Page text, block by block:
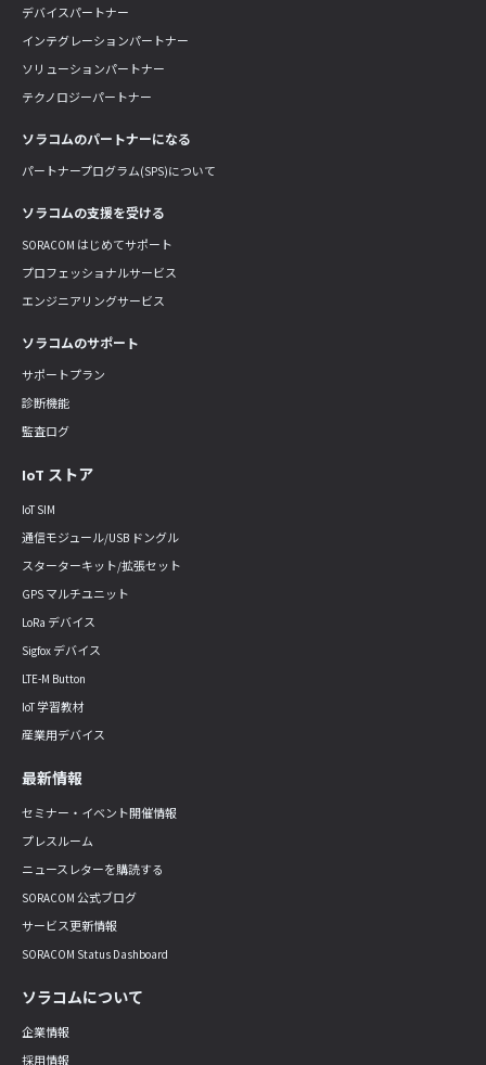
デバイスパートナー
インテグレーションパートナー
ソリューションパートナー
テクノロジーパートナー
ソラコムのパートナーになる
パートナープログラム(SPS)について
ソラコムの支援を受ける
SORACOM はじめてサポート
プロフェッショナルサービス
エンジニアリングサービス
ソラコムのサポート
サポートプラン
診断機能
監査ログ
IoT ストア
IoT SIM
通信モジュール/USB ドングル
スターターキット/拡張セット
GPS マルチユニット
LoRa デバイス
Sigfox デバイス
LTE-M Button
IoT 学習教材
産業用デバイス
最新情報
セミナー・イベント開催情報
プレスルーム
ニュースレターを購読する
SORACOM 公式ブログ
サービス更新情報
SORACOM Status Dashboard
ソラコムについて
企業情報
採用情報